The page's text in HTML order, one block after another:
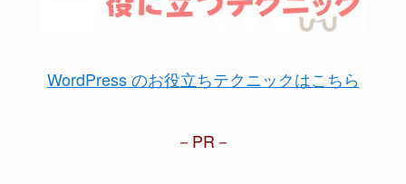
WordPress のお役立ちテクニックはこちら
PR